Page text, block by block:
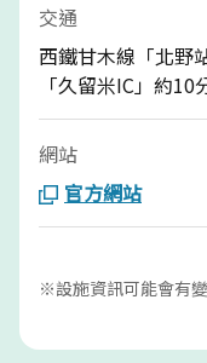
交通
西鐵甘木線「北野
「久留米IC」約10
網站
官方網站
※設施資訊可能會有